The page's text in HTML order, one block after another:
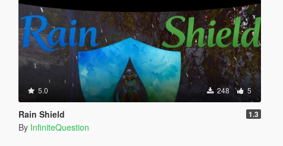
5.0 248 5
Rain Shield 1.3
By InfiniteQuestion